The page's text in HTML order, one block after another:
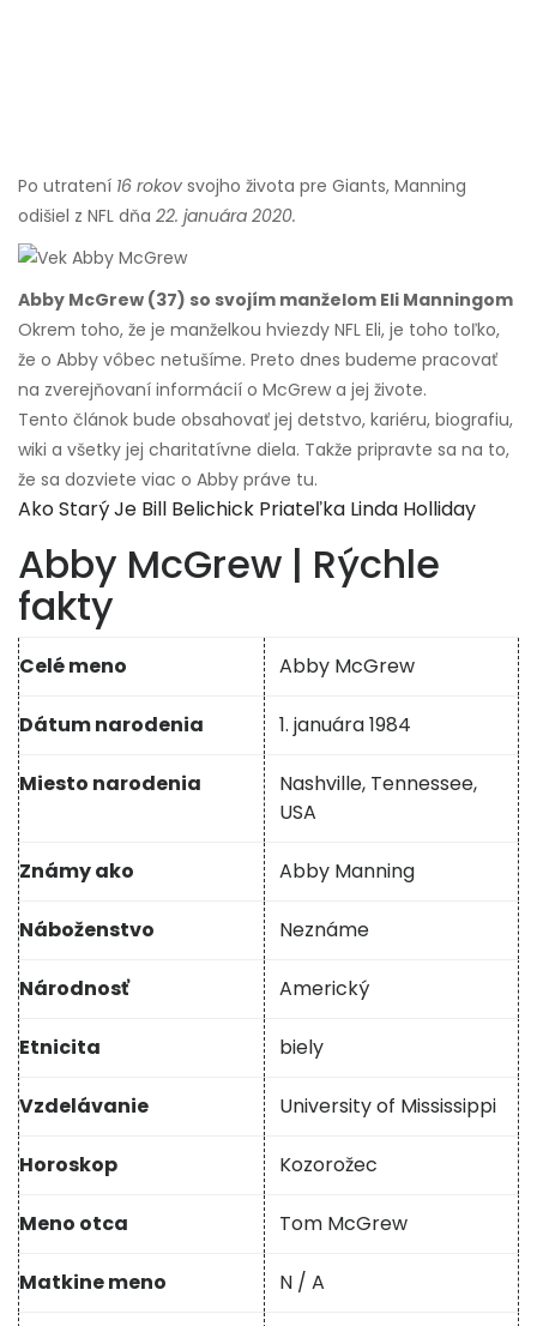
Po utratení 16 rokov svojho života pre Giants, Manning
odišiel z NFL dňa 22. januára 2020.
Abby McGrew (37) so svojím manželom Eli Manningom
Okrem toho, že je manželkou hviezdy NFL Eli, je toho toľko,
že o Abby vôbec netušíme. Preto dnes budeme pracovať
na zverejňovaní informácií o McGrew a jej živote.
Tento článok bude obsahovať jej detstvo, kariéru, biografiu,
wiki a všetky jej charitatívne diela. Takže pripravte sa na to,
že sa dozviete viac o Abby práve tu.
Ako Starý Je Bill Belichick Priateľka Linda Holliday
Abby McGrew | Rýchle
fakty
Celé meno Abby McGrew
Dátum narodenia 1. januára 1984
Miesto narodenia
Nashville, Tennessee,
USA
Známy ako Abby Manning
Náboženstvo Neznáme
Národnosť Americký
Etnicita biely
Vzdelávanie University of Mississippi
Horoskop Kozorožec
Meno otca Tom McGrew
Matkine meno N / A